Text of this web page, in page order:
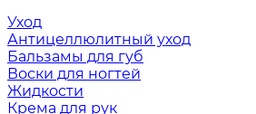
Уход
Антицеллюлитный уход
Бальзамы для губ
Воски для ногтей
Жидкости
Крема для рук